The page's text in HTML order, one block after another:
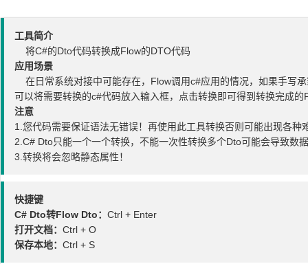
工具简介
将C#的Dto代码转换成Flow的DTO代码
应用场景
在日常系统对接中可能存在，Flow调用c#应用的情况，如果手写
可以将需要转换的c#代码放入输入框，点击转换即可得到转换完成
注意
1.您代码需要保证语法无错误！再使用此工具转换否则可能出现各
2.C# Dto只能一个一个转换，不能一次性转换多个Dto可能会导致数
3.转换将会忽略静态属性！
快捷键
C# Dto转Flow Dto： Ctrl + Enter
打开文档： Ctrl + O
保存本地： Ctrl + S